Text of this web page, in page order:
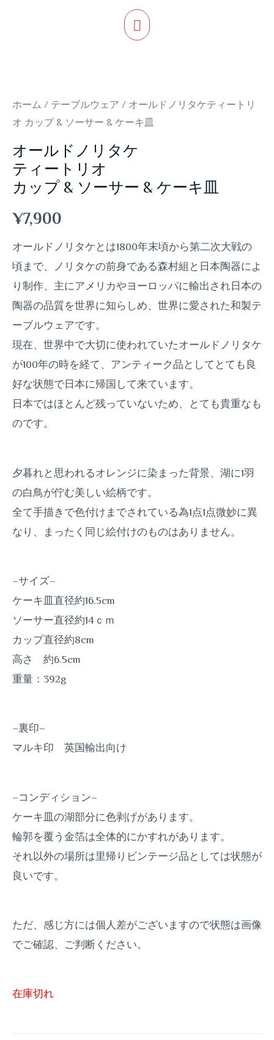
ホーム / テーブルウェア / オールドノリタケティートリ
オ カップ & ソーサー & ケーキ皿
オールドノリタケ
ティートリオ
カップ & ソーサー & ケーキ皿
¥7,900
オールドノリタケとは1800年末頃から第二次大戦の
頃まで、ノリタケの前身である森村組と日本陶器によ
り制作、主にアメリカやヨーロッパに輸出され日本の
陶器の品質を世界に知らしめ、世界に愛された和製テ
ーブルウェアです。
現在、世界中で大切に使われていたオールドノリタケ
が100年の時を経て、アンティーク品としてとても良
好な状態で日本に帰国して来ています。
日本ではほとんど残っていないため、とても貴重なも
のです。
夕暮れと思われるオレンジに染まった背景、湖に1羽
の白鳥が佇む美しい絵柄です。
全て手描きで色付けまでされている為1点1点微妙に異
なり、まったく同じ絵付けのものはありません。
–サイズ–
ケーキ皿直径約16.5cm
ソーサー直径約14ｃｍ
カップ直径約8cm
高さ 約6.5cm
重量：392g
–裏印–
マルキ印 英国輸出向け
–コンディション–
ケーキ皿の湖部分に色剥げがあります。
輪郭を覆う金箔は全体的にかすれがあります。
それ以外の場所は里帰りビンテージ品としては状態が
良いです。
ただ、感じ方には個人差がございますので状態は画像
でご確認、ご判断ください。
在庫切れ